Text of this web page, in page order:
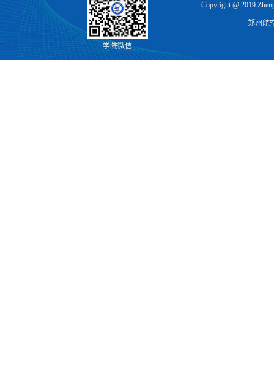
学院微信
Copyright @ 2019
郑州航